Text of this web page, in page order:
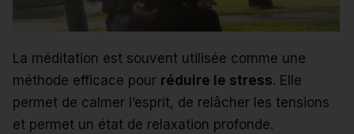
La méditation est souvent utilisée comme une
méthode efficace pour réduire le stress. Elle
permet de calmer l’esprit, de relâcher les tensions
et permet un état de relaxation profonde.